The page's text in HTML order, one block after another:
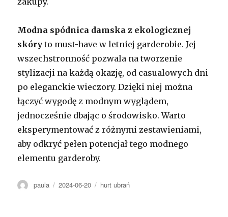
Modna spódnica damska z ekologicznej
skóry to must-have w letniej garderobie. Jej
wszechstronność pozwala na tworzenie
stylizacji na każdą okazję, od casualowych dni
po eleganckie wieczory. Dzięki niej można
łączyć wygodę z modnym wyglądem,
jednocześnie dbając o środowisko. Warto
eksperymentować z różnymi zestawieniami,
aby odkryć pełen potencjał tego modnego
elementu garderoby.
Autor
paula Opublikowano
2024-06-20 Kategorie
hurt ubrań